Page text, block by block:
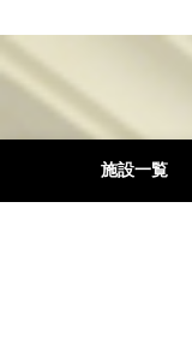
施設一覧